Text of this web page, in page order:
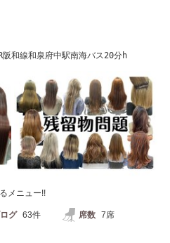
和線和泉府中駅南海バス20分h
メニュー!!
グ 63件 席数 7席